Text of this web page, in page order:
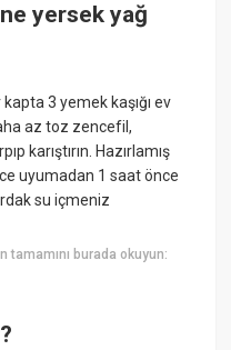
yersek yağ
3 yemek kaşığı ev
az toz zencefil,
karıştırın. Hazırlamış
uyumadan 1 saat önce
su içmeniz
tamamını burada okuyun: